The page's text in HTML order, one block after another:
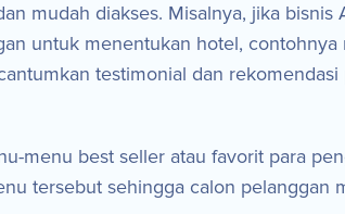
mudah diakses. Misalnya, jika bisnis
untuk menentukan hotel, contohnya
testimonial dan rekomendasi
menu best seller atau favorit para
tersebut sehingga calon pelanggan